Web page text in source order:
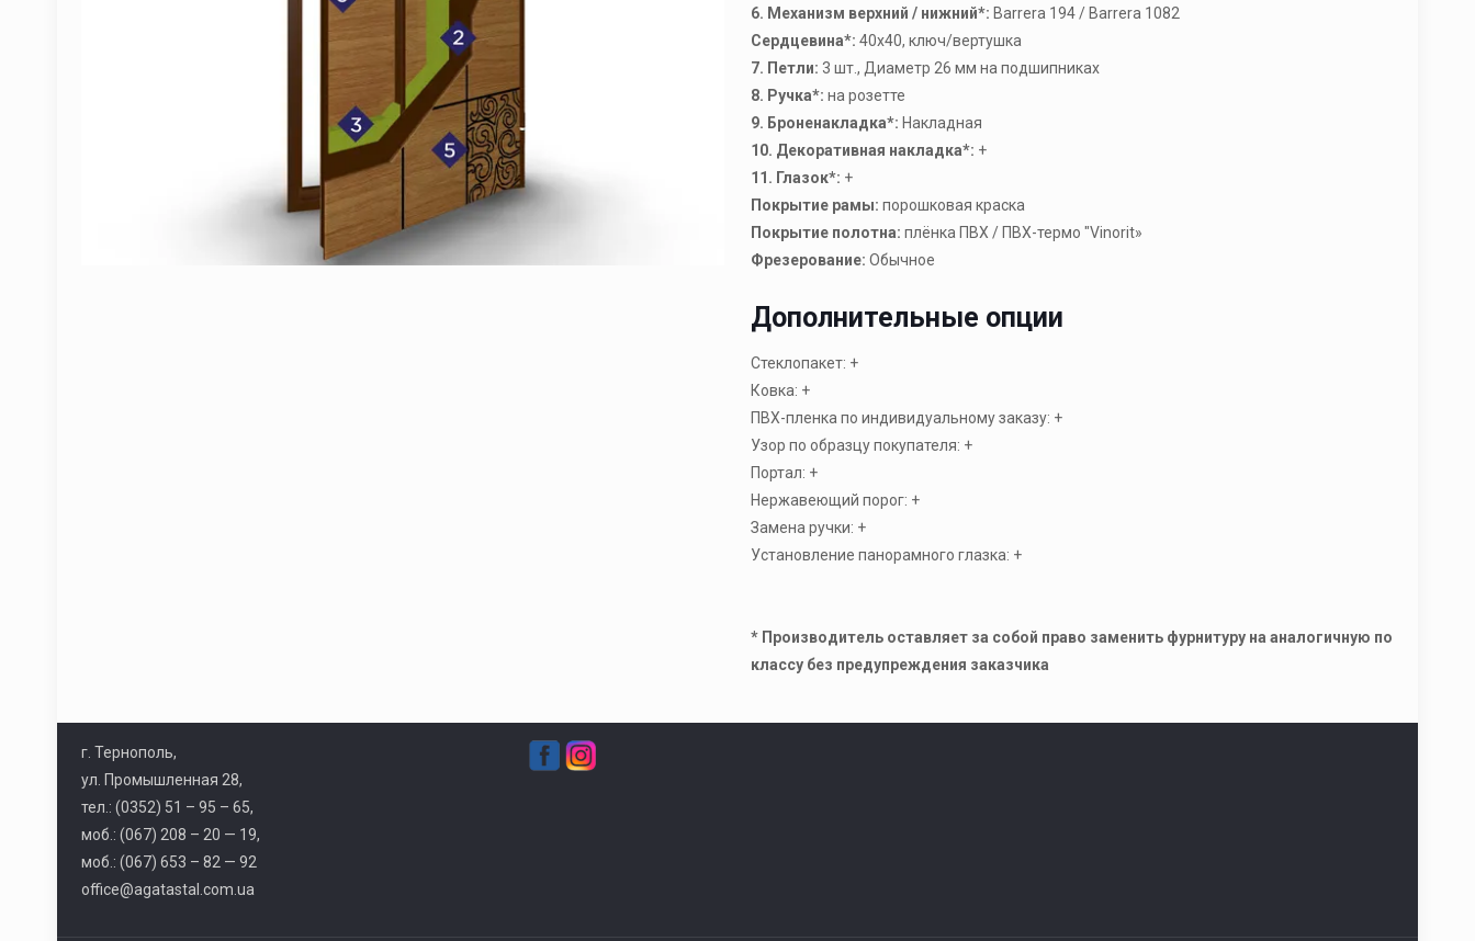
6. Механизм верхний / нижний*: Barrera 194 / Barrera 1082
Сердцевина*: 40х40, ключ/вертушка
7. Петли: 3 шт., Диаметр 26 мм на подшипниках
8. Ручка*: на розетте
9. Броненакладка*: Накладная
10. Декоративная накладка*: +
11. Глазок*: +
Покрытие рамы: порошковая краска
Покрытие полотна: плёнка ПВХ / ПВХ-термо "Vinorit»
Фрезерование: Обычное
Дополнительные опции
Стеклопакет: +
Ковка: +
ПВХ-пленка по индивидуальному заказу: +
Узор по образцу покупателя: +
Портал: +
Нержавеющий порог: +
Замена ручки: +
Установление панорамного глазка: +
* Производитель оставляет за собой право заменить фурнитуру на аналогичную по
классу без предупреждения заказчика
г. Тернополь,
ул. Промышленная 28,
тел.: (0352) 51 – 95 – 65,
моб.: (067) 208 – 20 — 19,
моб.: (067) 653 – 82 — 92
office@agatastal.com.ua